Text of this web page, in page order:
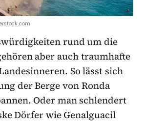
rund um die
aber auch traumhafte
So lässt sich
der Berge von Ronda
Oder man schlendert
Dörfer wie Genalguacil